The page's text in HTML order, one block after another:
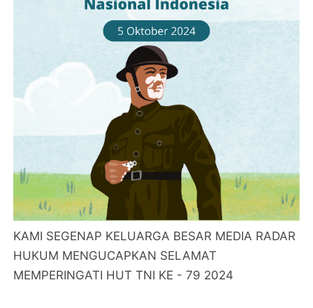
KAMI SEGENAP KELUARGA BESAR MEDIA RADAR
HUKUM MENGUCAPKAN SELAMAT
MEMPERINGATI HUT TNI KE - 79 2024